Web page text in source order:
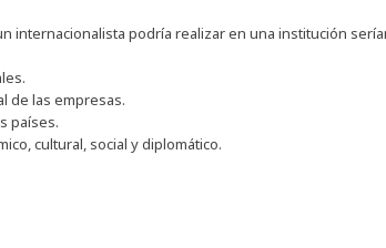
internacionalista podría realizar en una institución
de las empresas.
países.
cultural, social y diplomático.